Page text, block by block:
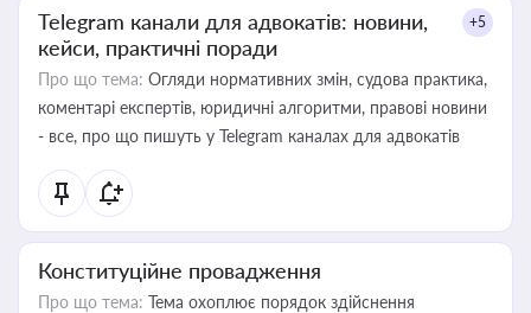
Telegram канали для адвокатів: новини,
кейси, практичні поради
+5
Про що тема: Огляди нормативних змін, судова практика,
коментарі експертів, юридичні алгоритми, правові новини
- все, про що пишуть у Telegram каналах для адвокатів
Конституційне провадження
Про що тема: Тема охоплює порядок здійснення